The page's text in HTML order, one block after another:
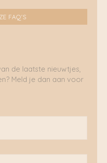
FAQ'S
de laatste nieuwtjes,
Meld je dan aan voor